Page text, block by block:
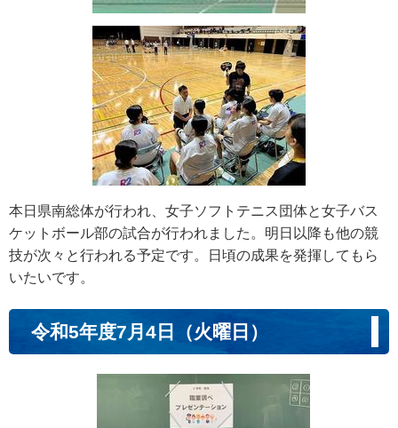
本日県南総体が行われ、女子ソフトテニス団体と女子バス
ケットボール部の試合が行われました。明日以降も他の競
技が次々と行われる予定です。日頃の成果を発揮してもら
いたいです。
令和5年度7月4日（火曜日）